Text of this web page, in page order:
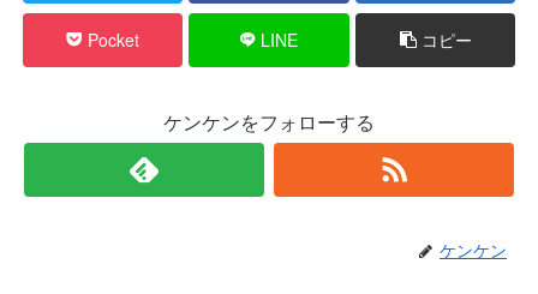
Pocket LINE コピー
ケンケンをフォローする
ケンケン